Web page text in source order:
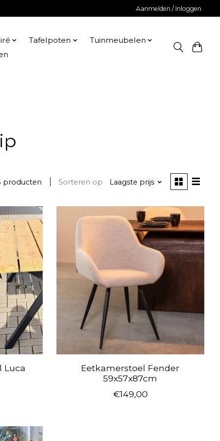
Aanmelden / Inloggen
Tafelpoten
Tuinmeubelen
producten Sorteren op Laagste prijs
Luca
Eetkamerstoel Fender
59x57x87cm
€149,00